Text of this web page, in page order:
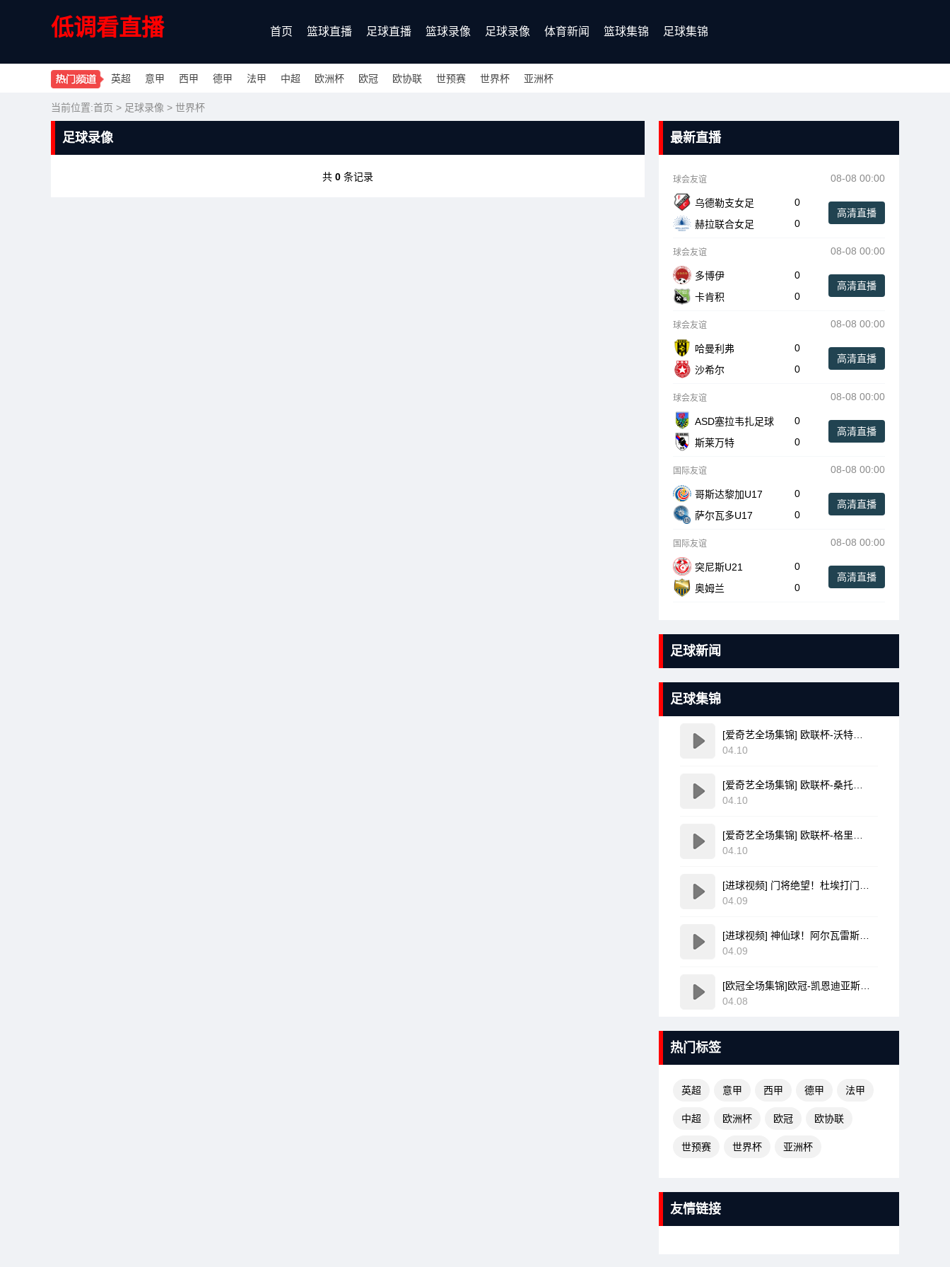
低调看直播 首页 篮球直播 足球直播 篮球录像 足球录像 体育新闻 篮球集锦 足球集锦
英超 意甲 西甲 德甲 法甲 中超 欧洲杯 欧冠 欧协联 世预赛 世界杯 亚洲杯
当前位置:首页 > 足球录像 > 世界杯
足球录像
共 0 条记录
最新直播
球会友谊 08-08 00:00
乌德勒支女足
0
赫拉联合女足
0
高清直播
球会友谊 08-08 00:00
多博伊
0
卡肯积
0
高清直播
球会友谊 08-08 00:00
哈曼利弗
0
沙希尔
0
高清直播
球会友谊 08-08 00:00
ASD塞拉韦扎足球
0
斯莱万特
0
高清直播
国际友谊 08-08 00:00
哥斯达黎加U17
0
萨尔瓦多U17
0
高清直播
国际友谊 08-08 00:00
突尼斯U21
0
奥姆兰
0
高清直播
足球新闻
足球集锦
04.10
04.10
04.10
04.09
04.09
04.08
热门标签
英超 意甲 西甲 德甲 法甲
中超 欧洲杯 欧冠 欧协联
世预赛 世界杯 亚洲杯
友情链接